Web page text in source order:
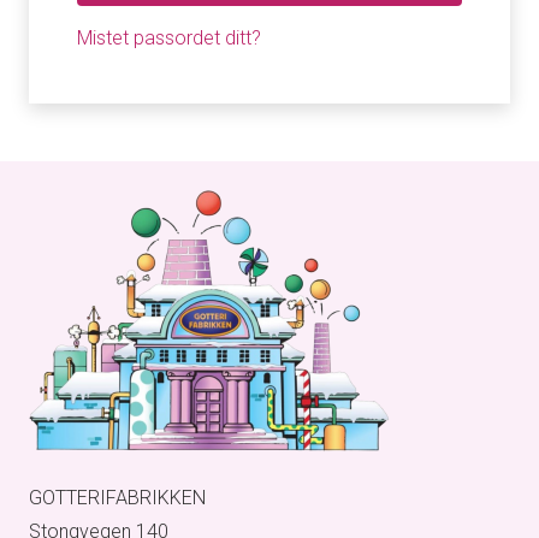
Mistet passordet ditt?
GOTTERIFABRIKKEN
Stongvegen 140